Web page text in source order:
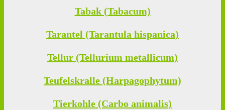
Tabak (Tabacum)
Tarantel (Tarantula hispanica)
Tellur (Tellurium metallicum)
Teufelskralle (Harpagophytum)
Tierkohle (Carbo animalis)